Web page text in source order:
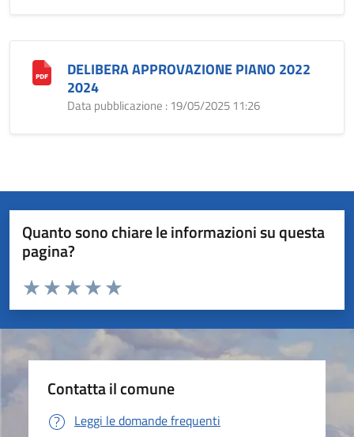
DELIBERA APPROVAZIONE PIANO 2022
2024
Data pubblicazione : 19/05/2025 11:26
Quanto sono chiare le informazioni su questa
pagina?
Valuta da 1 a 5 stelle la pagina
Valuta 5 stelle su 5
Valuta 4 stelle su 5
Valuta 3 stelle su 5
Valuta 2 stelle su 5
Valuta 1 stelle su 5
Contatta il comune
Leggi le domande frequenti